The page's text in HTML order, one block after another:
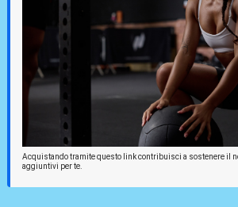
Acquistando tramite questo link contribuisci a sostenere il
aggiuntivi per te.